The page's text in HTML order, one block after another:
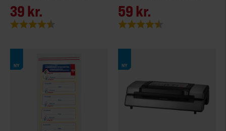
39 kr.
Vurdering:
59 kr.
Vurdering: